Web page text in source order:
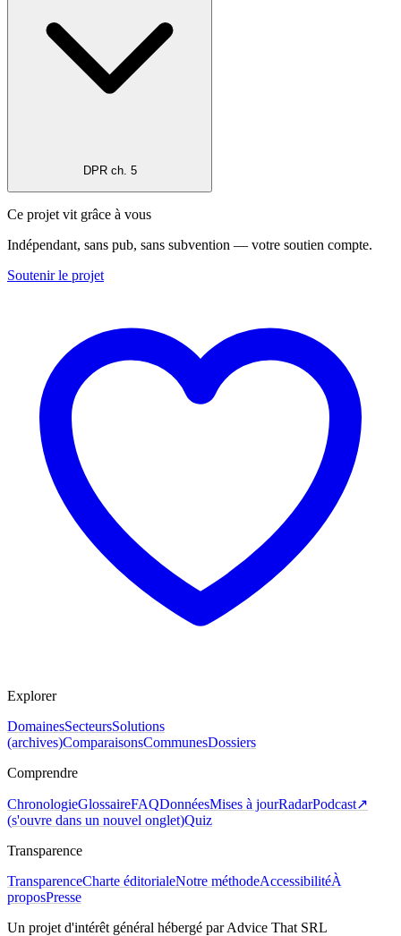
DPR ch. 5
Ce projet vit grâce à vous
Indépendant, sans pub, sans subvention — votre soutien compte.
Soutenir le projet
Explorer
DomainesSecteursSolutions
(archives)ComparaisonsCommunesDossiers
Comprendre
ChronologieGlossaireFAQDonnéesMises à jourRadarPodcast↗
(s'ouvre dans un nouvel onglet)Quiz
Transparence
TransparenceCharte éditorialeNotre méthodeAccessibilitéÀ
proposPresse
Un projet d'intérêt général hébergé par Advice That SRL